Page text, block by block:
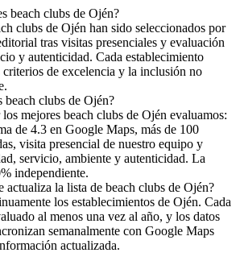
beach clubs de Ojén?
clubs de Ojén han sido seleccionados por
tras visitas presenciales y evaluación
y autenticidad. Cada establecimiento
criterios de excelencia y la inclusión no
beach clubs de Ojén?
los mejores beach clubs de Ojén evaluamos:
de 4.3 en Google Maps, más de 100
visita presencial de nuestro equipo y
servicio, ambiente y autenticidad. La
independiente.
actualiza la lista de beach clubs de Ojén?
los establecimientos de Ojén. Cada
al menos una vez al año, y los datos
semanalmente con Google Maps
actualizada.